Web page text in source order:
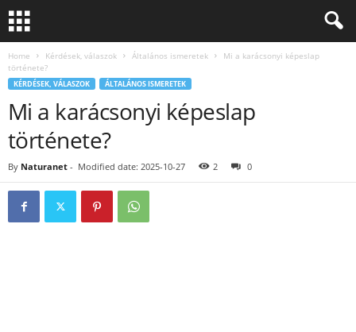
Home Kérdések, válaszok Általános ismeretek
Mi a karácsonyi képeslap
története?
KÉRDÉSEK, VÁLASZOK ÁLTALÁNOS ISMERETEK
Mi a karácsonyi képeslap
története?
By Naturanet - Modified date: 2025-10-27 2 0